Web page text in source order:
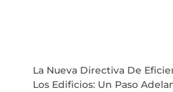
La Nueva Directiva De
Los Edificios: Un Paso